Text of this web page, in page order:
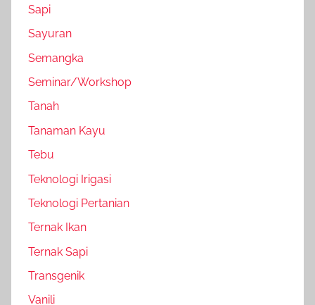
Sapi
Sayuran
Semangka
Seminar/Workshop
Tanah
Tanaman Kayu
Tebu
Teknologi Irigasi
Teknologi Pertanian
Ternak Ikan
Ternak Sapi
Transgenik
Vanili